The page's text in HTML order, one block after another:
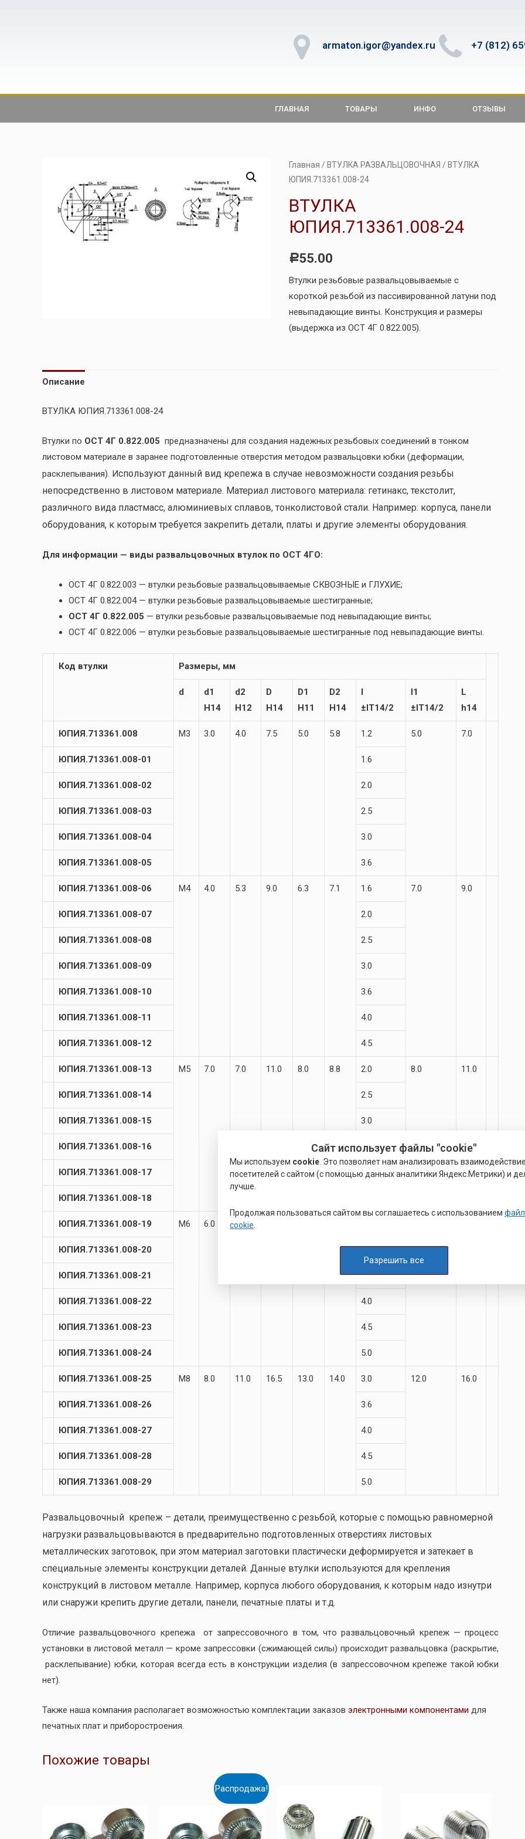
armaton.igor@yandex.ru +7 (812)
ГЛАВНАЯ ТОВАРЫ ИНФО ОТЗЫВЫ
Главная / ВТУЛКА РАЗВАЛЬЦОВОЧНАЯ / ВТУЛКА
ЮПИЯ.713361.008-24
ВТУЛКА
ЮПИЯ.713361.008-24
Р55.00
Втулки резьбовые развальцовываемые с
короткой резьбой из пассивированной латуни под
невыпадающие винты. Конструкция и размеры
(выдержка из ОСТ 4Г 0.822.005).
Описание
ВТУЛКА ЮПИЯ.713361.008-24
Втулки по ОСТ 4Г 0.822.005 предназначены для создания надежных резьбовых соединений в тонком
листовом материале в заранее подготовленные отверстия методом развальцовки юбки (деформации,
расклепывания). Используют данный вид крепежа в случае невозможности создания резьбы
непосредственно в листовом материале. Материал листового материала: гетинакс, текстолит,
различного вида пластмасс, алюминиевых сплавов, тонколистовой стали. Например: корпуса, панели
оборудования, к которым требуется закрепить детали, платы и другие элементы оборудования.
Для информации — виды развальцовочных втулок по ОСТ 4ГО:
ОСТ 4Г 0.822.003 — втулки резьбовые развальцовываемые СКВОЗНЫЕ и ГЛУХИЕ;
ОСТ 4Г 0.822.004 — втулки резьбовые развальцовываемые шестигранные;
ОСТ 4Г 0.822.005 — втулки резьбовые развальцовываемые под невыпадающие винты;
ОСТ 4Г 0.822.006 — втулки резьбовые развальцовываемые шестигранные под невыпадающие винты.
Код втулки Размеры, мм
d
d1
H14
d2
H12
D
H14
D1
H11
D2
H14
l
±IT14/2
l1
±IT14/2
L
h14
ЮПИЯ.713361.008 М3 3.0 4.0 7.5 5.0 5.8 1.2 5.0 7.0
ЮПИЯ.713361.008-01 1.6
ЮПИЯ.713361.008-02 2.0
ЮПИЯ.713361.008-03 2.5
ЮПИЯ.713361.008-04 3.0
ЮПИЯ.713361.008-05 3.6
ЮПИЯ.713361.008-06 М4 4.0 5.3 9.0 6.3 7.1 1.6 7.0 9.0
ЮПИЯ.713361.008-07 2.0
ЮПИЯ.713361.008-08 2.5
ЮПИЯ.713361.008-09 3.0
ЮПИЯ.713361.008-10 3.6
ЮПИЯ.713361.008-11 4.0
ЮПИЯ.713361.008-12 4.5
ЮПИЯ.713361.008-13 М5 7.0 7.0 11.0 8.0 8.8 2.0 8.0 11.0
ЮПИЯ.713361.008-14 2.5
ЮПИЯ.713361.008-15 3.0
ЮПИЯ.713361.008-16 3.6
ЮПИЯ.713361.008-17 4.0
ЮПИЯ.713361.008-18
ЮПИЯ.713361.008-19 М6 6.0 8.5
ЮПИЯ.713361.008-20 3.0
ЮПИЯ.713361.008-21 3.6
ЮПИЯ.713361.008-22 4.0
ЮПИЯ.713361.008-23 4.5
ЮПИЯ.713361.008-24 5.0
ЮПИЯ.713361.008-25 М8 8.0 11.0 16.5 13.0 14.0 3.0 12.0 16.0
ЮПИЯ.713361.008-26 3.6
ЮПИЯ.713361.008-27 4.0
ЮПИЯ.713361.008-28 4.5
ЮПИЯ.713361.008-29 5.0
Развальцовочный крепеж – детали, преимущественно с резьбой, которые с помощью равномерной
нагрузки развальцовываются в предварительно подготовленных отверстиях листовых
металлических заготовок, при этом материал заготовки пластически деформируется и затекает в
специальные элементы конструкции деталей. Данные втулки используются для крепления
конструкций в листовом металле. Например, корпуса любого оборудования, к которым надо изнутри
или снаружи крепить другие детали, панели, печатные платы и т.д.
Отличие развальцовочного крепежа от запрессовочного в том, что развальцовочный крепеж — процесс
установки в листовой металл — кроме запрессовки (сжимающей силы) происходит развальцовка (раскрытие,
расклепывание) юбки, которая всегда есть в конструкции изделия (в запрессовочном крепеже такой юбки
нет).
Также наша компания располагает возможностью комплектации заказов электронными компонентами для
печатных плат и приборостроения.
Похожие товары
Распродажа!
Сайт использует файлы "cookie"
Мы используем cookie . Это позволяет нам анализировать взаимодействие
посетителей с сайтом (с помощью данных аналитики Яндекс.Метрики) и
лучше.
Продолжая пользоваться сайтом вы соглашаетесь с использованием
cookie
Разрешить все